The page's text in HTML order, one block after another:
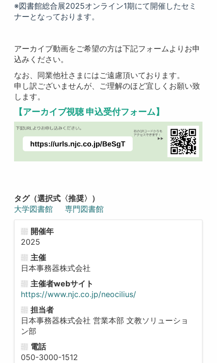
※図書館総合展2025オンライン1期にて開催したセミ
ナーとなっております。
アーカイブ動画をご希望の方は下記フォームよりお申
込みください。
なお、同業他社さまにはご遠慮頂いております。
申し訳ございませんが、ご理解のほど宜しくお願い致
します。
【アーカイブ視聴 申込受付フォーム】
タグ（選択式〈推奨〉）
大学図書館
専門図書館
開催年
2025
主催
日本事務器株式会社
主催者webサイト
https://www.njc.co.jp/neocilius/
担当者
日本事務器株式会社 営業本部 文教ソリューショ
ン部
電話
050-3000-1512